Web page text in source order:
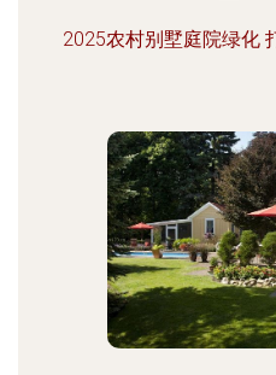
2025农村别墅庭院绿化